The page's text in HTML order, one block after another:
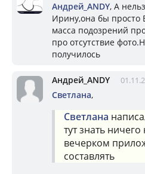
Андрей_ANDY, А
Ирину,она бы просто
масса подозрений
про отсутствие
получилось
Андрей_ANDY
Светлана,
Светлана
тут знать
вечерком
составлять